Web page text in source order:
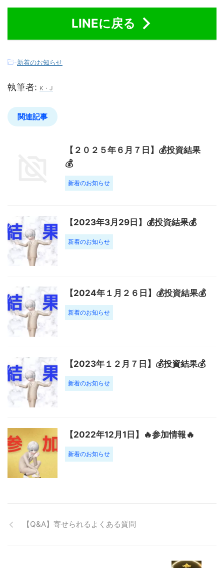
LINEに戻る
-新着のお知らせ
執筆者: K・J
関連記事
【２０２５年６月７日】💰投資結果
💰
新着のお知らせ
【2023年3月29日】💰投資結果💰
新着のお知らせ
【2024年１月２６日】💰投資結果💰
新着のお知らせ
【2023年１２月７日】💰投資結果💰
新着のお知らせ
【2022年12月1日】🔥参加情報🔥
新着のお知らせ
【Q&A】寄せられるよくある質問